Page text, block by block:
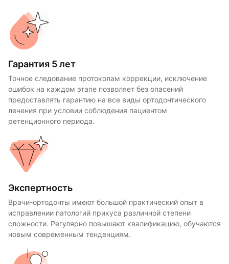
Гарантия 5 лет
Точное следование протоколам коррекции, исключение
ошибок на каждом этапе позволяет без опасений
предоставлять гарантию на все виды ортодонтического
лечения при условии соблюдения пациентом
ретенционного периода.
Экспертность
Врачи-ортодонты имеют большой практический опыт в
исправлении патологий прикуса различной степени
сложности. Регулярно повышают квалификацию, обучаются
новым современным тенденциям.